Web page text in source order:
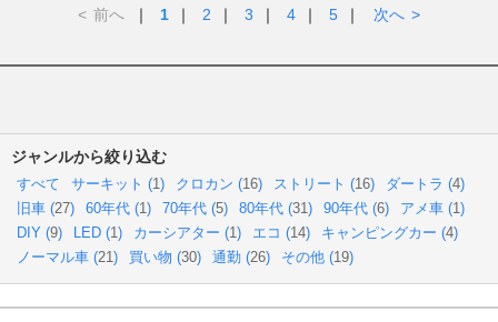
< 前へ ｜ 1 ｜ 2 ｜ 3 ｜ 4 ｜ 5 ｜ 次へ >
ジャンルから絞り込む
すべて サーキット (1) クロカン (16) ストリート (16) ダートラ (4)
旧車 (27) 60年代 (1) 70年代 (5) 80年代 (31) 90年代 (6) アメ車 (1)
DIY (9) LED (1) カーシアター (1) エコ (14) キャンピングカー (4)
ノーマル車 (21) 買い物 (30) 通勤 (26) その他 (19)